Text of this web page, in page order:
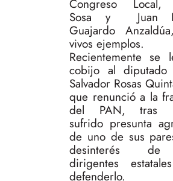
Congreso Local,
Sosa y Juan
Guajardo
vivos ejemplos.
Recientemente se
cobijo al diputado
Salvador Rosas
que renunció a la
del PAN, tras
sufrido presunta
de uno de sus
desinterés
dirigentes
defenderlo.